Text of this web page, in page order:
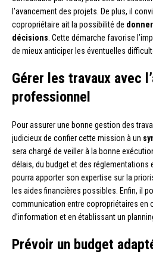
l’avancement des projets. De plus, il
copropriétaire ait la possibilité de
décisions. Cette démarche favorise
de mieux anticiper les éventuelles
Gérer les travaux avec
professionnel
Pour assurer une bonne gestion des
judicieux de confier cette mission à un
sera chargé de veiller à la bonne
délais, du budget et des réglementations
pourra apporter son expertise sur la
les aides financières possibles. Enfin, il
communication entre copropriétaires en
d’information et en établissant un
Prévoir un budget